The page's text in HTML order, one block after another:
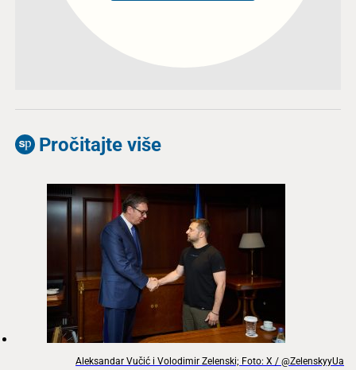
Pročitajte više
Aleksandar Vučić i Volodimir Zelenski; Foto: X / @ZelenskyyUa